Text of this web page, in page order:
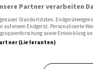
Partner verarbeiten
Standortdaten.
auf einem Endgerät. Personalisierte
sowie Entwicklung
(Lieferanten)